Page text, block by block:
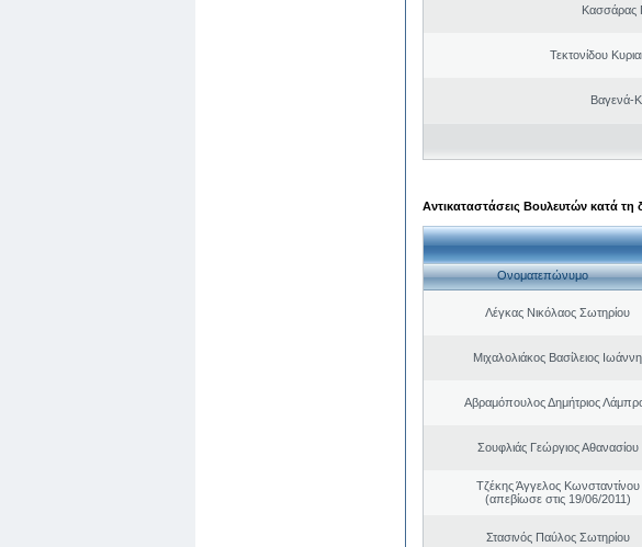
Κασσάρας
Τεκτονίδου
Βαγενά-
Αντικαταστάσεις Βουλευτών κατά τη
Ονοματεπώνυμο
Λέγκας Νικόλαος Σωτηρίου
Μιχαλολιάκος Βασίλειος Ιωάννη
Αβραμόπουλος Δημήτριος
Σουφλιάς Γεώργιος Αθανασίου
Τζέκης Άγγελος Κωνσταντίνου
(απεβίωσε στις 19/06/2011)
Στασινός Παύλος Σωτηρίου